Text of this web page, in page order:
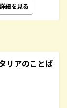
詳細を見る
リアのことば